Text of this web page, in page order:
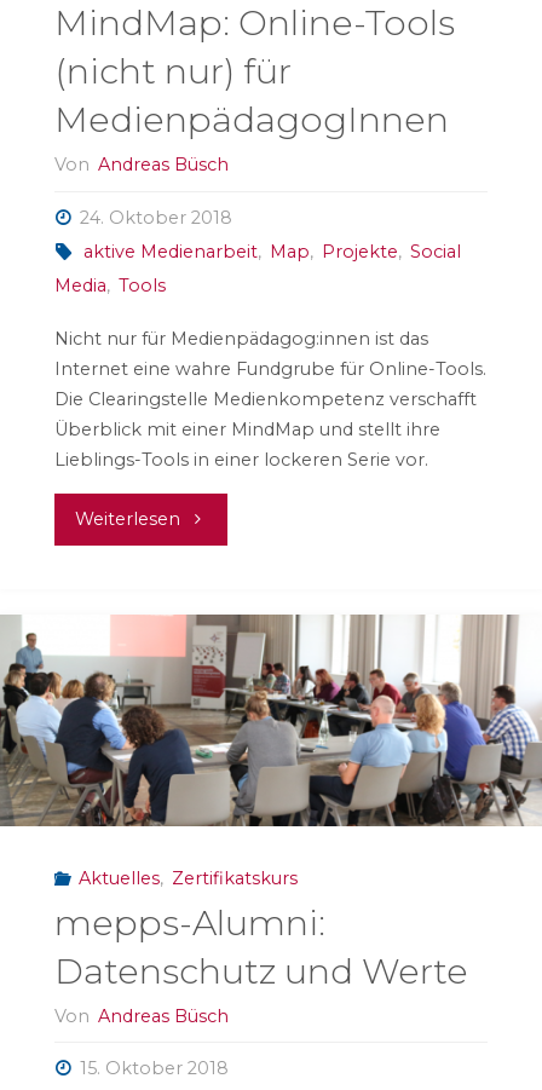
MindMap: Online-Tools
(nicht nur) für
MedienpädagogInnen
Von Andreas Büsch
24. Oktober 2018
aktive Medienarbeit, Map, Projekte, Social
Media, Tools
Nicht nur für Medienpädagog:innen ist das
Internet eine wahre Fundgrube für Online-Tools.
Die Clearingstelle Medienkompetenz verschafft
Überblick mit einer MindMap und stellt ihre
Lieblings-Tools in einer lockeren Serie vor.
Weiterlesen "MindMap:
Tools
(nicht
nur)
für
MedienpädagogInnen"
Aktuelles, Zertifikatskurs
mepps-Alumni:
Datenschutz und Werte
Von Andreas Büsch
15. Oktober 2018